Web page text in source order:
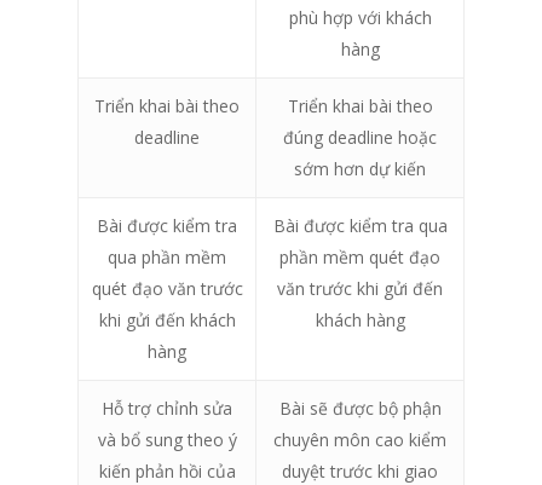
phù hợp với khách
hàng
Triển khai bài theo
deadline
Triển khai bài theo
đúng deadline hoặc
sớm hơn dự kiến
Bài được kiểm tra
qua phần mềm
quét đạo văn trước
khi gửi đến khách
hàng
Bài được kiểm tra qua
phần mềm quét đạo
văn trước khi gửi đến
khách hàng
Hỗ trợ chỉnh sửa
và bổ sung theo ý
kiến phản hồi của
Bài sẽ được bộ phận
chuyên môn cao kiểm
duyệt trước khi giao